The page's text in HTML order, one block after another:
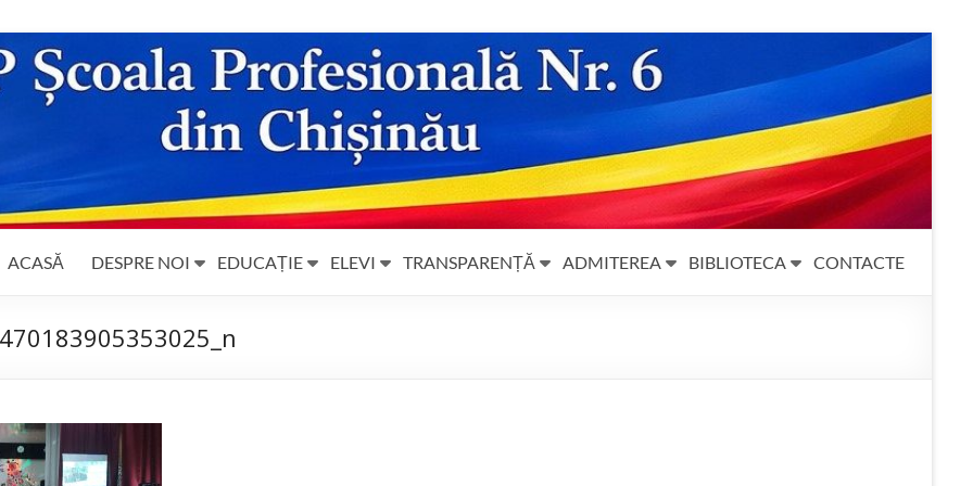
ACASĂ DESPRE NOI EDUCAȚIE ELEVI TRANSPARENȚĂ ADMITEREA BIBLIOTECA CONTACTE